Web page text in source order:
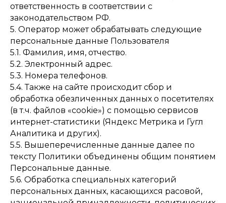
ответственность в соответствии с
законодательством РФ.
5. Оператор может обрабатывать следующие
персональные данные Пользователя
5.1. Фамилия, имя, отчество.
5.2. Электронный адрес.
5.3. Номера телефонов.
5.4. Также на сайте происходит сбор и
обработка обезличенных данных о посетителях
(в т.ч. файлов «cookie») с помощью сервисов
интернет-статистики (Яндекс Метрика и Гугл
Аналитика и других).
5.5. Вышеперечисленные данные далее по
тексту Политики объединены общим понятием
Персональные данные.
5.6. Обработка специальных категорий
персональных данных, касающихся расовой,